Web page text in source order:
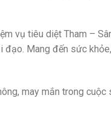
vụ tiêu diệt Tham –
Mang đến sức
may mắn trong cuộc